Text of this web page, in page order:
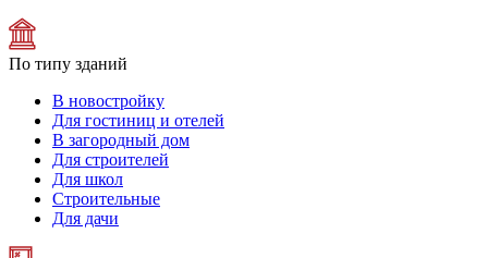
По типу зданий
В новостройку
Для гостиниц и отелей
В загородный дом
Для строителей
Для школ
Строительные
Для дачи